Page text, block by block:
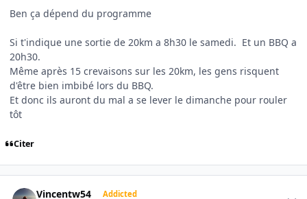
Ben ça dépend du programme
Si t'indique une sortie de 20km a 8h30 le samedi. Et un BBQ a
20h30.
Même après 15 crevaisons sur les 20km, les gens risquent
d'être bien imbibé lors du BBQ.
Et donc ils auront du mal a se lever le dimanche pour rouler
tôt
Citer
Vincentw54 Addicted